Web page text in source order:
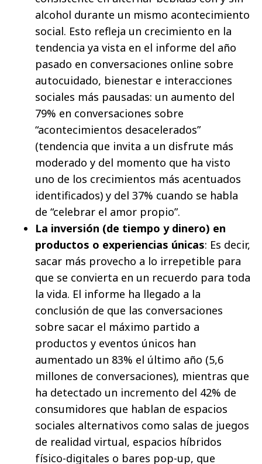
alcohol durante un mismo acontecimiento
social. Esto refleja un crecimiento en la
tendencia ya vista en el informe del año
pasado en conversaciones online sobre
autocuidado, bienestar e interacciones
sociales más pausadas: un aumento del
79% en conversaciones sobre
“acontecimientos desacelerados”
(tendencia que invita a un disfrute más
moderado y del momento que ha visto
uno de los crecimientos más acentuados
identificados) y del 37% cuando se habla
de “celebrar el amor propio”.
La inversión (de tiempo y dinero) en
productos o experiencias únicas: Es decir,
sacar más provecho a lo irrepetible para
que se convierta en un recuerdo para toda
la vida. El informe ha llegado a la
conclusión de que las conversaciones
sobre sacar el máximo partido a
productos y eventos únicos han
aumentado un 83% el último año (5,6
millones de conversaciones), mientras que
ha detectado un incremento del 42% de
consumidores que hablan de espacios
sociales alternativos como salas de juegos
de realidad virtual, espacios híbridos
físico-digitales o bares pop-up, que